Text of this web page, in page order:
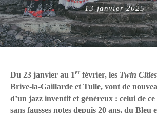
Posted
on
13 janvier 2025
Du 23 janvier au 1er février, les Twin Cities
Brive-la-Gaillarde et Tulle, vont de
d’un jazz inventif et généreux : celui de
sans fausses notes depuis 20 ans, du Bleu